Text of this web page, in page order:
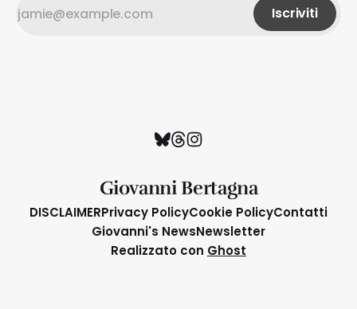
Iscriviti
Giovanni Bertagna
DISCLAIMERPrivacy PolicyCookie PolicyContatti
Giovanni's NewsNewsletter
Realizzato con Ghost